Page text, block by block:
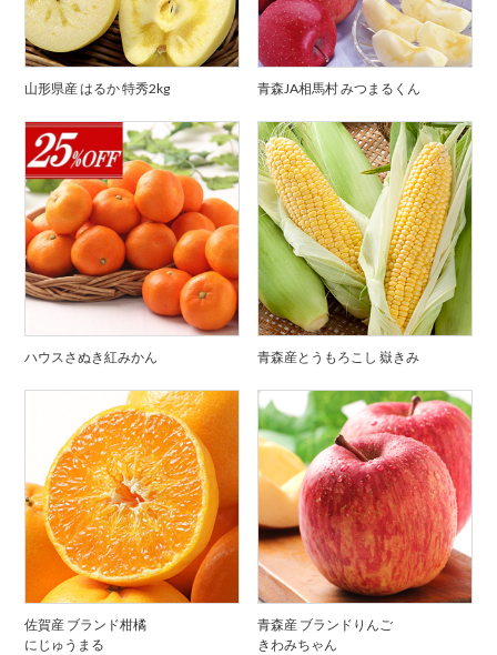
山形県産 はるか 特秀2kg 青森JA相馬村 みつまるくん
ハウスさぬき紅みかん 青森産とうもろこし 嶽きみ
佐賀産 ブランド柑橘
にじゅうまる
青森産 ブランドりんご
きわみちゃん